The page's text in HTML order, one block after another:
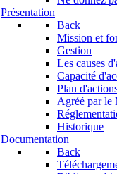
Présentation
Back
Mission et
Gestion
Les causes
Capacité
Plan
Agréé par le
Historique
Documentation
Back